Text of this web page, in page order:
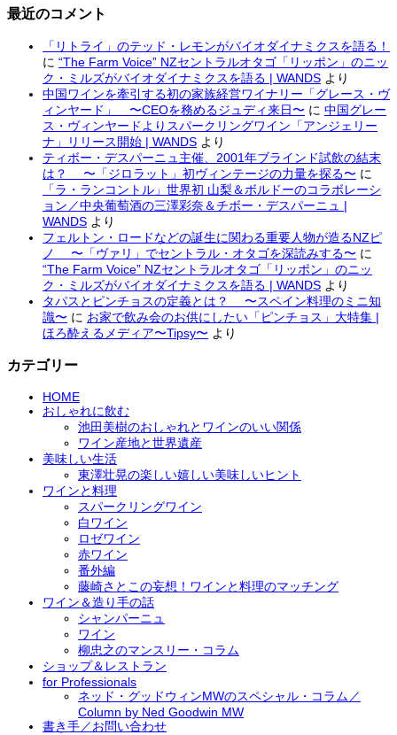
最近のコメント
「リトライ」のテッド・レモンがバイオダイナミクスを語る！
に “The Farm Voice” NZセントラルオタゴ「リッポン」のニッ
ク・ミルズがバイオダイナミクスを語る | WANDS より
中国ワインを牽引する初の家族経営ワイナリー「グレース・ヴ
ィンヤード」 〜CEOを務めるジュディ来日〜 に 中国グレー
ス・ヴィンヤードよりスパークリングワイン「アンジェリー
ナ」リリース開始 | WANDS より
ティボー・デスパーニュ主催、2001年ブラインド試飲の結末
は？ 〜「ジロラット」初ヴィンテージの力量を探る〜 に
「ラ・ランコントル」世界初 山梨＆ボルドーのコラボレーシ
ョン／中央葡萄酒の三澤彩奈＆チボー・デスパーニュ |
WANDS より
フェルトン・ロードなどの誕生に関わる重要人物が造るNZピ
ノ 〜「ヴァリ」でセントラル・オタゴを深読みする〜 に
“The Farm Voice” NZセントラルオタゴ「リッポン」のニッ
ク・ミルズがバイオダイナミクスを語る | WANDS より
タパスとピンチョスの定義とは？ 〜スペイン料理のミニ知
識〜 に お家で飲み会のお供にしたい「ピンチョス」大特集 |
ほろ酔えるメディア〜Tipsy〜 より
カテゴリー
HOME
おしゃれに飲む
池田美樹のおしゃれとワインのいい関係
ワイン産地と世界遺産
美味しい生活
東澤壮晃の楽しい嬉しい美味しいヒント
ワインと料理
スパークリングワイン
白ワイン
ロゼワイン
赤ワイン
番外編
藤崎さとこの妄想！ワインと料理のマッチング
ワイン＆造り手の話
シャンパーニュ
ワイン
柳忠之のマンスリー・コラム
ショップ＆レストラン
for Professionals
ネッド・グッドウィンMWのスペシャル・コラム／
Column by Ned Goodwin MW
書き手／お問い合わせ